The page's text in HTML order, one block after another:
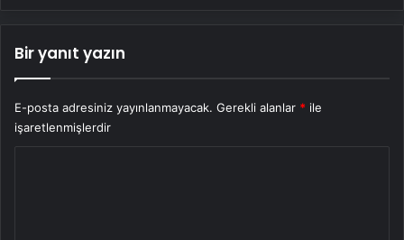
Bir yanıt yazın
E-posta adresiniz yayınlanmayacak. Gerekli alanlar * ile
işaretlenmişlerdir